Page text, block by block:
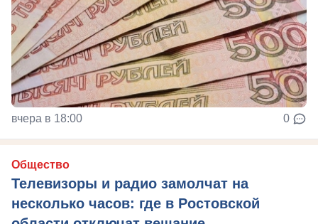
вчера в 18:00 0
Общество
Телевизоры и радио замолчат на
несколько часов: где в Ростовской